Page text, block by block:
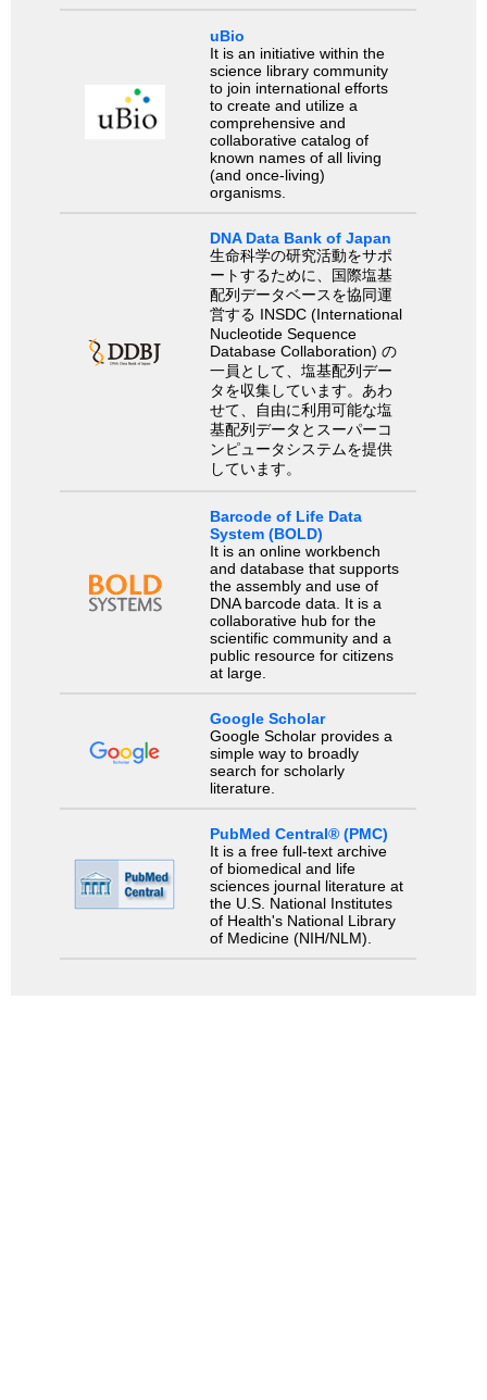
uBio
It is an initiative within the
science library community
to join international efforts
to create and utilize a
comprehensive and
collaborative catalog of
known names of all living
(and once-living)
organisms.
DNA Data Bank of Japan
生命科学の研究活動をサポ
ートするために、国際塩基
配列データベースを協同運
営する INSDC (International
Nucleotide Sequence
Database Collaboration) の
一員として、塩基配列デー
タを収集しています。あわ
せて、自由に利用可能な塩
基配列データとスーパーコ
ンピュータシステムを提供
しています。
Barcode of Life Data
System (BOLD)
It is an online workbench
and database that supports
the assembly and use of
DNA barcode data. It is a
collaborative hub for the
scientific community and a
public resource for citizens
at large.
Google Scholar
Google Scholar provides a
simple way to broadly
search for scholarly
literature.
PubMed Central® (PMC)
It is a free full-text archive
of biomedical and life
sciences journal literature at
the U.S. National Institutes
of Health's National Library
of Medicine (NIH/NLM).